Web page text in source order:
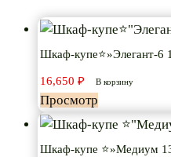
Шкаф-купе⭐»Элегант-6
16,650 ₽ В корзину
Просмотр
Шкаф-купе ⭐»Медиум